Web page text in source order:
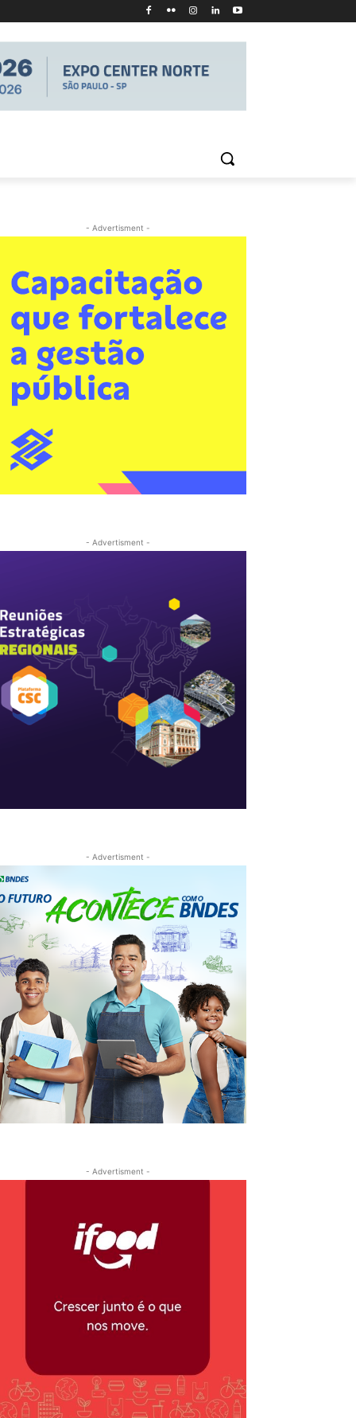
- Advertisment -
- Advertisment -
- Advertisment -
- Advertisment -